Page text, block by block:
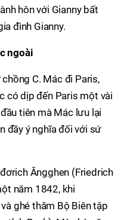
hôn với Gianny bất
đình Gianny.
ngoài
C. Mác đi Paris,
có dịp đến Paris một vài
tiên mà Mác lưu lại
đầy ý nghĩa đối với sứ
Ăngghen (Friedrich
năm 1842, khi
ghé thăm Bộ Biên tập